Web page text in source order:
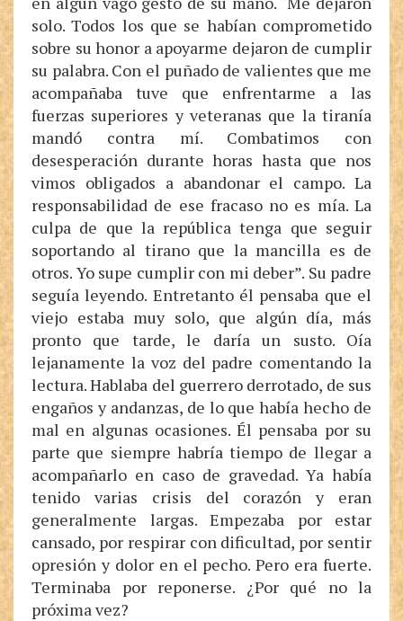
solo. Todos los que se habían comprometido
sobre su honor a apoyarme dejaron de cumplir
su palabra. Con el puñado de valientes que me
acompañaba tuve que enfrentarme a las
fuerzas superiores y veteranas que la tiranía
mandó contra mí. Combatimos con
desesperación durante horas hasta que nos
vimos obligados a abandonar el campo. La
responsabilidad de ese fracaso no es mía. La
culpa de que la república tenga que seguir
soportando al tirano que la mancilla es de
otros. Yo supe cumplir con mi deber”. Su padre
seguía leyendo. Entretanto él pensaba que el
viejo estaba muy solo, que algún día, más
pronto que tarde, le daría un susto. Oía
lejanamente la voz del padre comentando la
lectura. Hablaba del guerrero derrotado, de sus
engaños y andanzas, de lo que había hecho de
mal en algunas ocasiones. Él pensaba por su
parte que siempre habría tiempo de llegar a
acompañarlo en caso de gravedad. Ya había
tenido varias crisis del corazón y eran
generalmente largas. Empezaba por estar
cansado, por respirar con dificultad, por sentir
opresión y dolor en el pecho. Pero era fuerte.
Terminaba por reponerse. ¿Por qué no la
próxima vez?